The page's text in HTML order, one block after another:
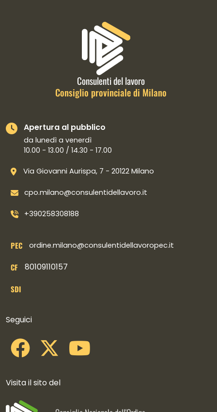
Informazioni di contatto e link
Consulenti del lavoro
Consiglio provinciale di Milano
Apertura al pubblico
da lunedì a venerdì
10.00 - 13.00 / 14.30 - 17.00
Via Giovanni Aurispa, 7 - 20122 Milano
cpo.milano@consulentidellavoro.it
+390258308188
PEC ordine.milano@consulentidellavoropec.it
CF 80109110157
SDI
Seguici
Visita il sito del